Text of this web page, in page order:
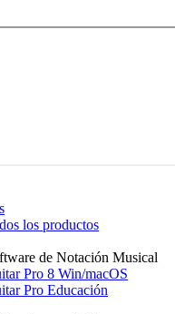
los productos
de Notación Musical
Pro 8 Win/macOS
Pro Educación